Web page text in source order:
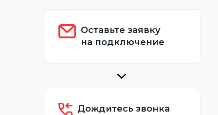
Оставьте заявку
на подключение
Дождитесь звонка